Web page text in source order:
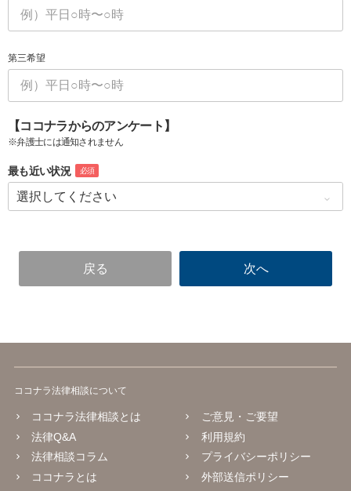
第三希望
【ココナラからのアンケート】
※弁護士には通知されません
最も近い状況 必須
ココナラ法律相談について
ココナラ法律相談とは
法律Q&A
法律相談コラム
ココナラとは
ご意見・ご要望
利用規約
プライバシーポリシー
外部送信ポリシー